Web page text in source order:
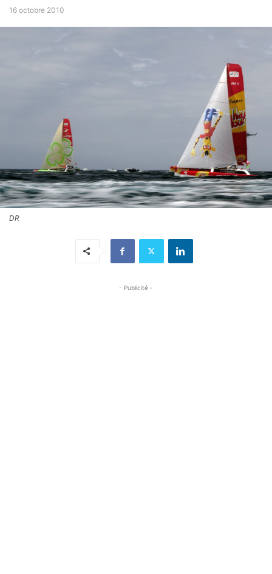
16 octobre 2010
DR
- Publicité -